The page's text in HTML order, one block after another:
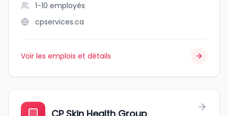
1-10 employés
cpservices.ca
Voir les emplois et détails